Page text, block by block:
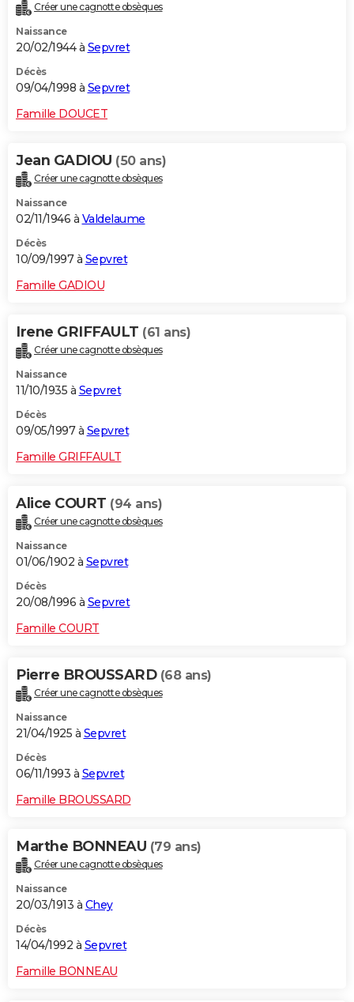
Créer une cagnotte obsèques
Naissance
20/02/1944 à Sepvret
Décès
09/04/1998 à Sepvret
Famille DOUCET
Jean GADIOU (50 ans)
Créer une cagnotte obsèques
Naissance
02/11/1946 à Valdelaume
Décès
10/09/1997 à Sepvret
Famille GADIOU
Irene GRIFFAULT (61 ans)
Créer une cagnotte obsèques
Naissance
11/10/1935 à Sepvret
Décès
09/05/1997 à Sepvret
Famille GRIFFAULT
Alice COURT (94 ans)
Créer une cagnotte obsèques
Naissance
01/06/1902 à Sepvret
Décès
20/08/1996 à Sepvret
Famille COURT
Pierre BROUSSARD (68 ans)
Créer une cagnotte obsèques
Naissance
21/04/1925 à Sepvret
Décès
06/11/1993 à Sepvret
Famille BROUSSARD
Marthe BONNEAU (79 ans)
Créer une cagnotte obsèques
Naissance
20/03/1913 à Chey
Décès
14/04/1992 à Sepvret
Famille BONNEAU